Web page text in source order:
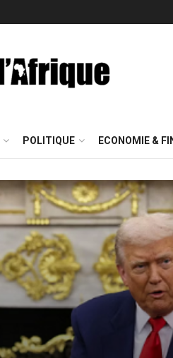
POLITIQUE ECONOMIE &